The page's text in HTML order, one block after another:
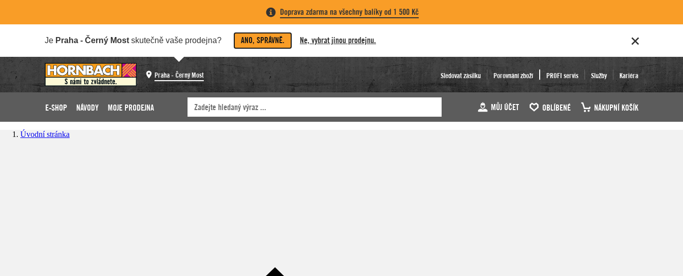
Doprava zdarma na všechny balíky od 1 500 Kč
Je Praha - Černý Most skutečně vaše prodejna? ANO, SPRÁVNĚ. Ne, vybrat jinou prodejnu.
Praha - Černý Most Sledovat zásilku Porovnání zboží PROFI servis Služby Kariéra
E-SHOP NÁVODY MOJE PRODEJNA MŮJ ÚČET OBLÍBENÉ NÁKUPNÍ KOŠÍK
Úvodní stránka